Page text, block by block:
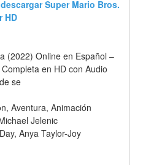
Super Mario Bros.
HD
(2022) Online en Español –
en HD con Audio
se
Aventura, Animación
Jelenic
Anya Taylor-Joy